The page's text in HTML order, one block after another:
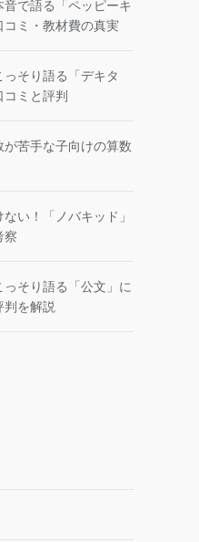
で語る「ペッピーキ
コミ・教材費の真実
そり語る「デキタ
コミと評判
が苦手な子向けの算数
い！「ノバキッド」
察
そり語る「公文」に
判を解説